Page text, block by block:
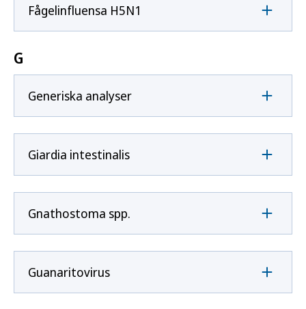
Fågelinfluensa H5N1
G
Generiska analyser
Giardia intestinalis
Gnathostoma spp.
Guanaritovirus